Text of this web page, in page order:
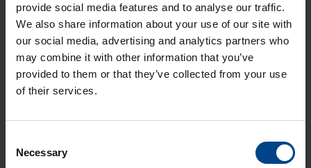
provide social media features and to analyse our traffic.
We also share information about your use of our site with
our social media, advertising and analytics partners who
may combine it with other information that you’ve
provided to them or that they’ve collected from your use
of their services.
Selection
Necessary
25kA
Tuotekoodi: HHS064DC
Kuor­man­kyt­kin h3+ p160 4-na­pai­
nen 160A ilman suo­ja­re­let­tä pää­kyt­
kin­käyt­töön